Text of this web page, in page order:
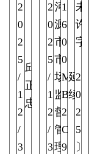
2
0
2
5
/
1
2
/
3
邱
正
忠
2
0
2
5
/
1
2
/
3
河
源
市
市
场
监
督
管
理
1
6
0
0
M
B
2
C
9
延
续
未
许
字
2
0
2
5
〕